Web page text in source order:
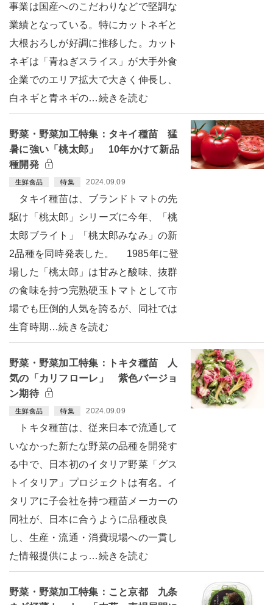
事業は国産へのこだわりなどで堅調な
業績となっている。特にカットネギと
大根おろしが好調に推移した。カット
ネギは「青ねぎスライス」が大手外食
企業でのエリア拡大で大きく伸長し、
白ネギと青ネギの…続きを読む
野菜・野菜加工特集：タキイ種苗 猛
暑に強い「桃太郎」 10年かけて新品
種開発
生鮮食品 特集 2024.09.09
タキイ種苗は、ブランドトマトの先
駆け「桃太郎」シリーズに今年、「桃
太郎ブライト」「桃太郎みなみ」の新
2品種を同時発表した。 1985年に登
場した「桃太郎」は甘みと酸味、抜群
の食味を持つ完熟硬玉トマトとして市
場でも圧倒的人気を誇るが、同社では
生育時期…続きを読む
野菜・野菜加工特集：トキタ種苗 人
気の「カリフローレ」 紫色バージョ
ン期待
生鮮食品 特集 2024.09.09
トキタ種苗は、従来日本で流通して
いなかった新たな野菜の品種を開発す
る中で、日本初のイタリア野菜「グス
トイタリア」プロジェクトは有名。イ
タリアに子会社を持つ種苗メーカーの
同社が、日本に合うように品種改良
し、生産・流通・消費現場への一貫し
た情報提供によっ…続きを読む
野菜・野菜加工特集：こと京都 九条